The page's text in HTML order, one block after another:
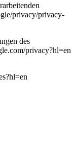
privacy/privacy-
des
privacy?hl=en